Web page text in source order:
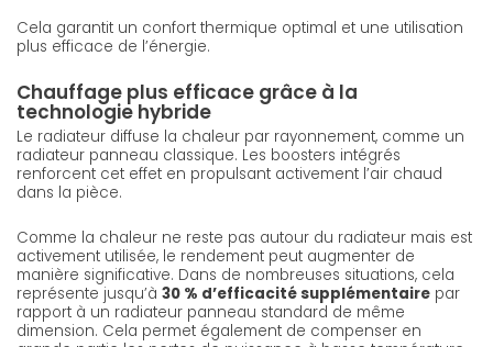
Cela garantit un confort thermique optimal et une utilisation
plus efficace de l’énergie.
Chauffage plus efficace grâce à la
technologie hybride
Le radiateur diffuse la chaleur par rayonnement, comme un
radiateur panneau classique. Les boosters intégrés
renforcent cet effet en propulsant activement l’air chaud
dans la pièce.
Comme la chaleur ne reste pas autour du radiateur mais est
activement utilisée, le rendement peut augmenter de
manière significative. Dans de nombreuses situations, cela
représente jusqu’à 30 % d’efficacité supplémentaire par
rapport à un radiateur panneau standard de même
dimension. Cela permet également de compenser en